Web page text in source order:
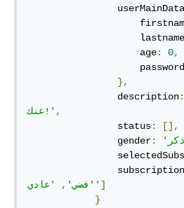
                userMainData
                    lastname
                    age
: 0,
                    password
},
                description
:
عنك!' ,
                status
:
[],
                gender
:
'فضي' , 'عادي' ]
}